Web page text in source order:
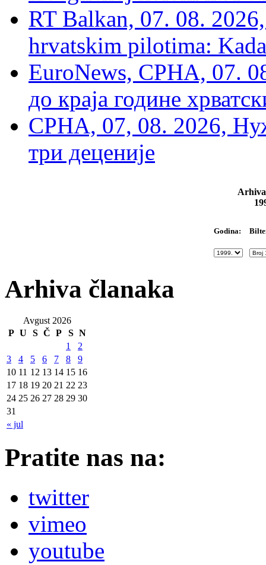
RT Balkan, 07. 08.
hrvatskim pilotima:
EuroNews, СРНА, 07.
до краја године
СРНА, 07, 08. 2026,
три деценије
Godina:
Arhiva članaka
Avgust 2026
P U S Č P S N
« jul
1
2
3
4 5 6 7 8
9
10 11 12 13 14 15 16
17 18 19 20 21 22 23
24 25 26 27 28 29 30
31
Pratite nas na:
twitter
vimeo
youtube